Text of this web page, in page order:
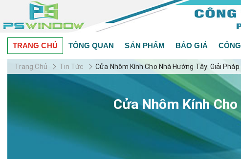
TRANG CHỦ TỔNG QUAN SẢN PHẨM BÁO GIÁ
Trang Chủ Tin Tức Cửa Nhôm Kính Cho Nhà Hướng Tây: Giải
Cửa Nhôm Kính